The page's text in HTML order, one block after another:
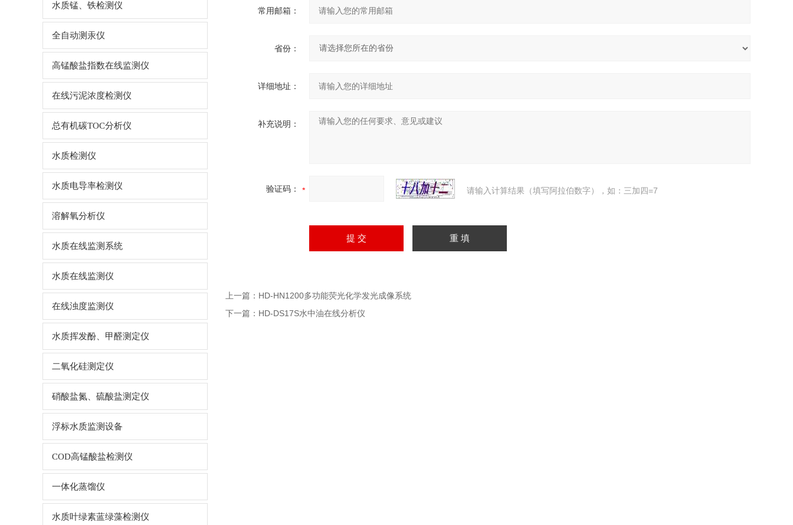
水质锰、铁检测仪
全自动测汞仪
高锰酸盐指数在线监测仪
在线污泥浓度检测仪
总有机碳TOC分析仪
水质检测仪
水质电导率检测仪
溶解氧分析仪
水质在线监测系统
水质在线监测仪
在线浊度监测仪
水质挥发酚、甲醛测定仪
二氧化硅测定仪
硝酸盐氮、硫酸盐测定仪
浮标水质监测设备
COD高锰酸盐检测仪
一体化蒸馏仪
水质叶绿素蓝绿藻检测仪
常用邮箱：
省份：
详细地址：
补充说明：
验证码： 请输入计算结果（填写阿拉伯数字），如：三加四=7
上一篇： HD-HN1200多功能荧光化学发光成像系统
下一篇： HD-DS17S水中油在线分析仪